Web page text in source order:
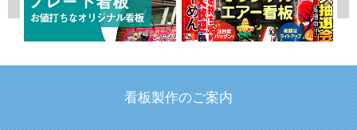
看板製作のご案内